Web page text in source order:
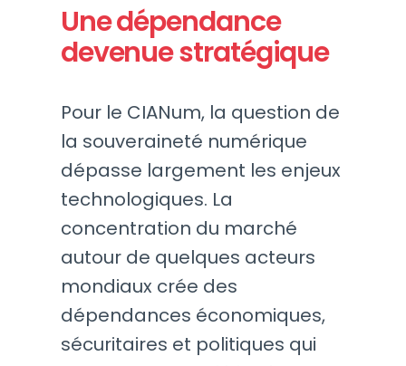
Une dépendance
devenue stratégique
Pour le CIANum, la question de
la souveraineté numérique
dépasse largement les enjeux
technologiques. La
concentration du marché
autour de quelques acteurs
mondiaux crée des
dépendances économiques,
sécuritaires et politiques qui